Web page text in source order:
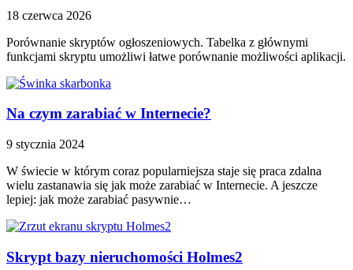
18 czerwca 2026
Porównanie skryptów ogłoszeniowych. Tabelka z głównymi
funkcjami skryptu umożliwi łatwe porównanie możliwości aplikacji.
Na czym zarabiać w Internecie?
9 stycznia 2024
W świecie w którym coraz popularniejsza staje się praca zdalna
wielu zastanawia się jak może zarabiać w Internecie. A jeszcze
lepiej: jak może zarabiać pasywnie…
Skrypt bazy nieruchomości Holmes2